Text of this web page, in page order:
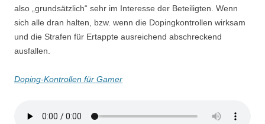
also „grundsätzlich“ sehr im Interesse der Beteiligten. Wenn
sich alle dran halten, bzw. wenn die Dopingkontrollen wirksam
und die Strafen für Ertappte ausreichend abschreckend
ausfallen.
Doping-Kontrollen für Gamer